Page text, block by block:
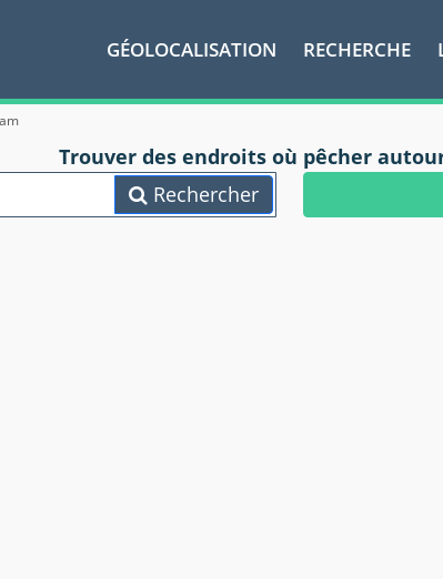
GÉOLOCALISATION RECHERCHE
Trouver des endroits où pêcher
Rechercher